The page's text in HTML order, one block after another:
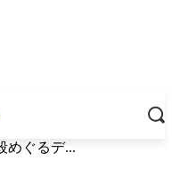
めぐるデ...